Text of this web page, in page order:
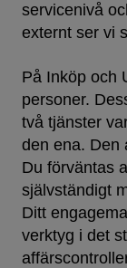
servicenivå
externt ser vi
På Inköp och
personer.
två tjänster
den ena. Den
Du förväntas
självständigt
Ditt
verktyg i det